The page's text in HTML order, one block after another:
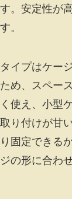
。安定性が
。
イプはケー
め、スペー
使え、小型
り付けが甘
固定できる
の形に合わ